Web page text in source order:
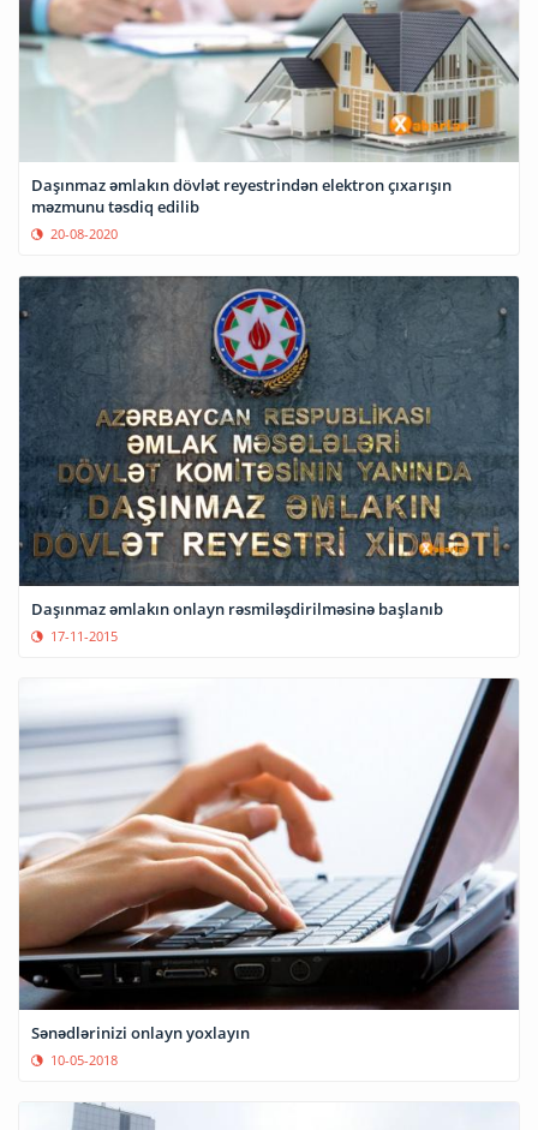
Daşınmaz əmlakın dövlət reyestrindən elektron çıxarışın
məzmunu təsdiq edilib
20-08-2020
Daşınmaz əmlakın onlayn rəsmiləşdirilməsinə başlanıb
17-11-2015
Sənədlərinizi onlayn yoxlayın
10-05-2018